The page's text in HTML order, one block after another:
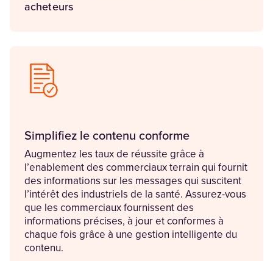
acheteurs
Simplifiez le contenu conforme
Augmentez les taux de réussite grâce à
l’enablement des commerciaux terrain qui fournit
des informations sur les messages qui suscitent
l’intérêt des industriels de la santé. Assurez-vous
que les commerciaux fournissent des
informations précises, à jour et conformes à
chaque fois grâce à une gestion intelligente du
contenu.